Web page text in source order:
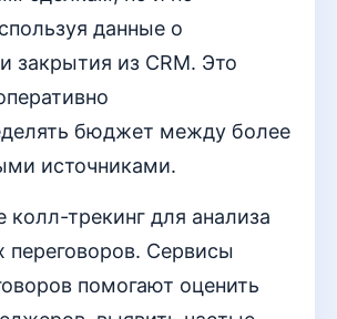
данные о
закрытия из CRM. Это
бюджет между более
источниками.
колл-трекинг для анализа
переговоров. Сервисы
помогают оценить